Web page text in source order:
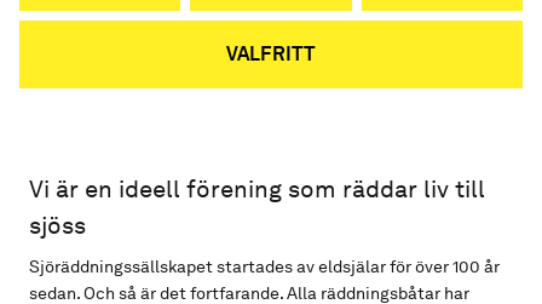
VALFRITT
Vi är en ideell förening som räddar liv till
sjöss
Sjöräddningssällskapet startades av eldsjälar för över 100 år
sedan. Och så är det fortfarande. Alla räddningsbåtar har